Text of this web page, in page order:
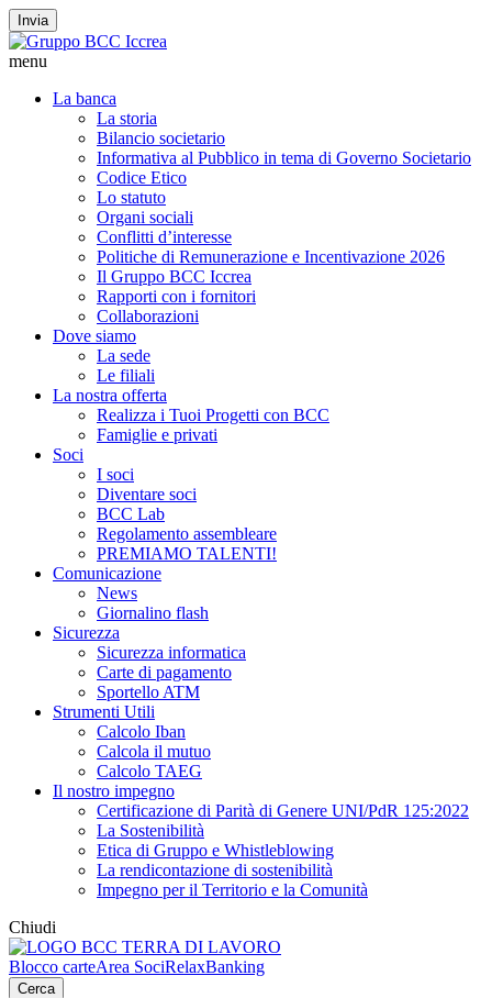
Invia
menu
La banca
La storia
Bilancio societario
Informativa al Pubblico in tema di Governo Societario
Codice Etico
Lo statuto
Organi sociali
Conflitti d’interesse
Politiche di Remunerazione e Incentivazione 2026
Il Gruppo BCC Iccrea
Rapporti con i fornitori
Collaborazioni
Dove siamo
La sede
Le filiali
La nostra offerta
Realizza i Tuoi Progetti con BCC
Famiglie e privati
Soci
I soci
Diventare soci
BCC Lab
Regolamento assembleare
PREMIAMO TALENTI!
Comunicazione
News
Giornalino flash
Sicurezza
Sicurezza informatica
Carte di pagamento
Sportello ATM
Strumenti Utili
Calcolo Iban
Calcola il mutuo
Calcolo TAEG
Il nostro impegno
Certificazione di Parità di Genere UNI/PdR 125:2022
La Sostenibilità
Etica di Gruppo e Whistleblowing
La rendicontazione di sostenibilità
Impegno per il Territorio e la Comunità
Chiudi
Blocco carteArea SociRelaxBanking
Cerca